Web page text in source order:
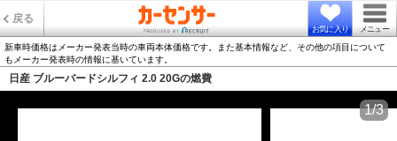
戻る
お気に入り メニュー
新車時価格はメーカー発表当時の車両本体価格です。また基本情報など、その他の項目について
もメーカー発表時の情報に基いています。
日産 ブルーバードシルフィ 2.0 20Gの燃費
1/3